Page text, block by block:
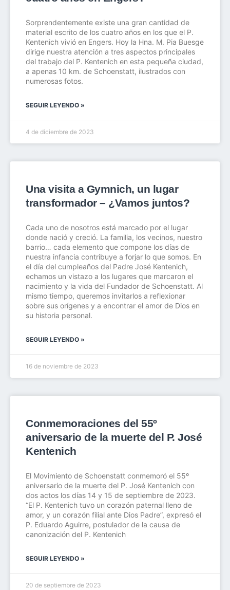
Sorprendentemente existe una gran cantidad de
material escrito de los cuatro años en los que el P.
Kentenich vivió en Engers. Hoy la Hna. M. Pia Buesge
dirige nuestra atención a tres aspectos principales
del trabajo del P. Kentenich en esta pequeña ciudad,
a apenas 10 km. de Schoenstatt, ilustrados con
numerosas fotos.
SEGUIR LEYENDO »
4 de diciembre de 2023
Una visita a Gymnich, un lugar
transformador – ¿Vamos juntos?
Cada uno de nosotros está marcado por el lugar
donde nació y creció. La familia, los vecinos, nuestro
barrio… cada elemento que compone los días de
nuestra infancia contribuye a forjar lo que somos. En
el día del cumpleaños del Padre José Kentenich,
echamos un vistazo a los lugares que marcaron el
nacimiento y la vida del Fundador de Schoenstatt. Al
mismo tiempo, queremos invitarlos a reflexionar
sobre sus orígenes y a encontrar el amor de Dios en
su historia personal.
SEGUIR LEYENDO »
16 de noviembre de 2023
Conmemoraciones del 55º
aniversario de la muerte del P. José
Kentenich
El Movimiento de Schoenstatt conmemoró el 55º
aniversario de la muerte del P. José Kentenich con
dos actos los días 14 y 15 de septiembre de 2023.
“El P. Kentenich tuvo un corazón paternal lleno de
amor, y un corazón filial ante Dios Padre”, expresó el
P. Eduardo Aguirre, postulador de la causa de
canonización del P. Kentenich
SEGUIR LEYENDO »
20 de septiembre de 2023